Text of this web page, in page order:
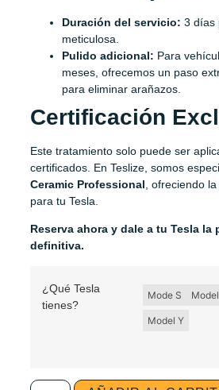
Duración del servicio: 3 días
meticulosa.
Pulido adicional: Para
meses, ofrecemos un paso
para eliminar arañazos.
Certificación
Este tratamiento solo puede ser
certificados. En Teslize, somos
Ceramic Professional , ofreciendo
para tu Tesla.
Reserva ahora y dale a tu Tesla la
definitiva.
¿Qué Tesla
tienes?
Mode S
Model Y